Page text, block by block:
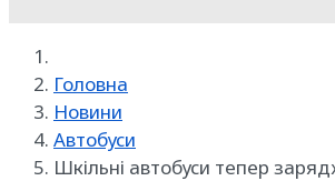
Головна
Новини
Автобуси
Шкільні автобуси тепер